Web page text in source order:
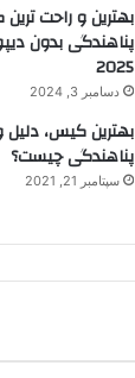
بهترین و راحت
پناهندگی بدون
2025
دسامبر 3, 2024
بهترین کیس، دلیل
پناهندگی چیست؟
سپتامبر 21, 2021